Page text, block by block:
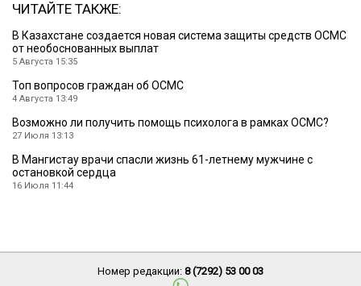
ЧИТАЙТЕ ТАКЖЕ:
В Казахстане создается новая система защиты средств ОСМС
от необоснованных выплат
5 Августа 15:35
Топ вопросов граждан об ОСМС
4 Августа 13:49
Возможно ли получить помощь психолога в рамках ОСМС?
27 Июля 13:13
В Мангистау врачи спасли жизнь 61-летнему мужчине с
остановкой сердца
16 Июля 11:44
Номер редакции: 8 (7292) 53 00 03